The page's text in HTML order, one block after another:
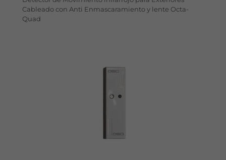
Cableado con Anti Enmascaramiento y lente Octa-
Quad